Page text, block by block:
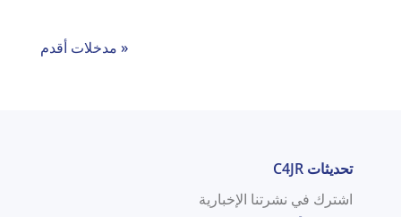
« مدخلات أقدم
تحديثات C4JR
اشترك في نشرتنا الإخبارية